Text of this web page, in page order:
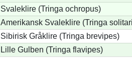
Svaleklire (Tringa ochropus)
Amerikansk Svaleklire (Tringa
Sibirisk Gråklire (Tringa brevipes)
Lille Gulben (Tringa flavipes)